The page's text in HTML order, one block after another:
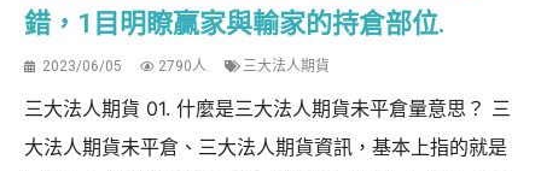
錯，1目明瞭贏家與輸家的持倉部位.
2023/06/05 2790人 三大法人期貨
三大法人期貨 01. 什麼是三大法人期貨未平倉量意思？ 三
大法人期貨未平倉、三大法人期貨資訊，基本上指的就是